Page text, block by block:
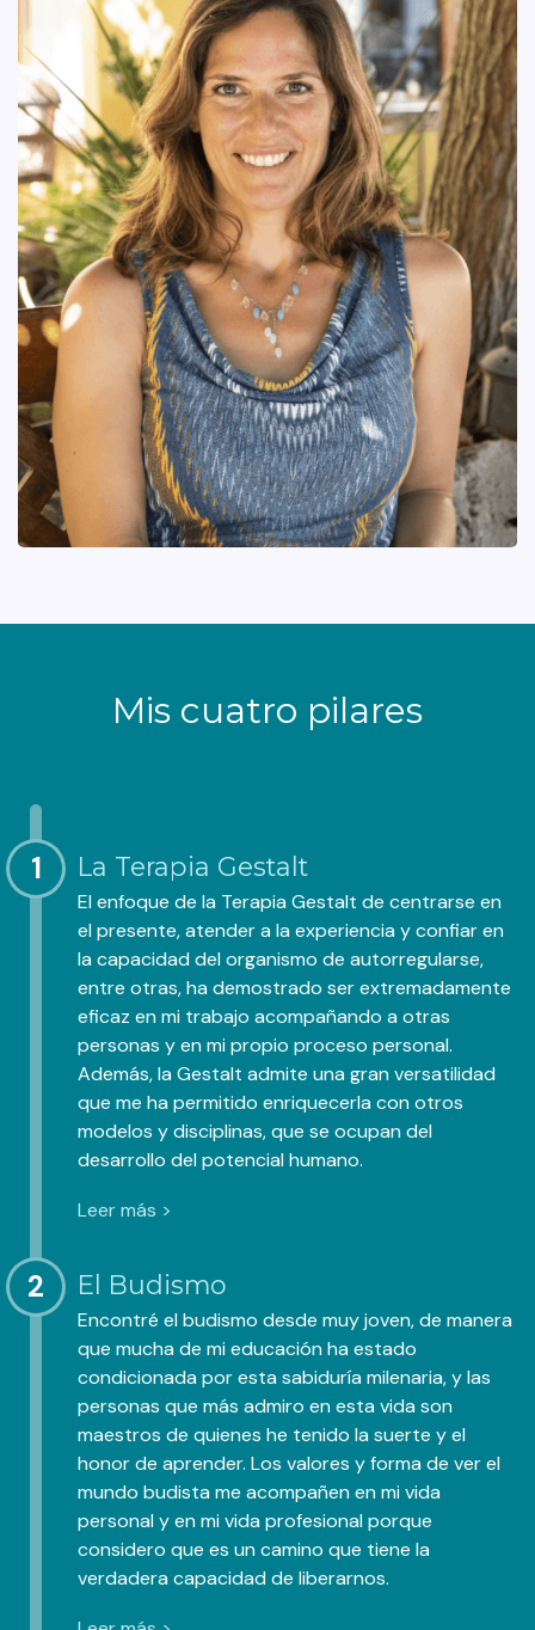
Mis cuatro pilares
1 La Terapia Gestalt
El enfoque de la Terapia Gestalt de centrarse en
el presente, atender a la experiencia y confiar en
la capacidad del organismo de autorregularse,
entre otras, ha demostrado ser extremadamente
eficaz en mi trabajo acompañando a otras
personas y en mi propio proceso personal.
Además, la Gestalt admite una gran versatilidad
que me ha permitido enriquecerla con otros
modelos y disciplinas, que se ocupan del
desarrollo del potencial humano.
Leer más >
2 El Budismo
Encontré el budismo desde muy joven, de manera
que mucha de mi educación ha estado
condicionada por esta sabiduría milenaria, y las
personas que más admiro en esta vida son
maestros de quienes he tenido la suerte y el
honor de aprender. Los valores y forma de ver el
mundo budista me acompañen en mi vida
personal y en mi vida profesional porque
considero que es un camino que tiene la
verdadera capacidad de liberarnos.